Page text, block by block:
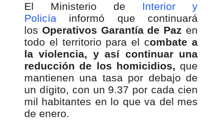
El Ministerio de Interior y
Policía informó que continuará
los Operativos Garantía de Paz en
todo el territorio para el combate a
la violencia, y así continuar una
reducción de los homicidios, que
mantienen una tasa por debajo de
un dígito, con un 9.37 por cada cien
mil habitantes en lo que va del mes
de enero.